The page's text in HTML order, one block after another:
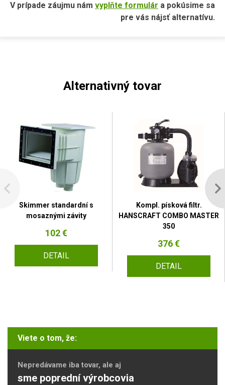
V prípade záujmu nám vyplňte formulár a pokúsime sa
pre vás nájsť alternatívu.
Alternativný tovar
Skimmer standardní s
mosaznými závity
102 €
DETAIL
Kompl. písková filtr.
HANSCRAFT COMBO MASTER
350
376 €
DETAIL
Viete o tom, že:
Nepredávame iba tovar, ale aj
sme poprední výrobcovia